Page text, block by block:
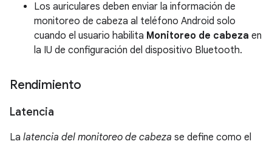
Los auriculares deben enviar la información de
monitoreo de cabeza al teléfono Android solo
cuando el usuario habilita Monitoreo de cabeza en
la IU de configuración del dispositivo Bluetooth.
Rendimiento
Latencia
La latencia del monitoreo de cabeza se define como el